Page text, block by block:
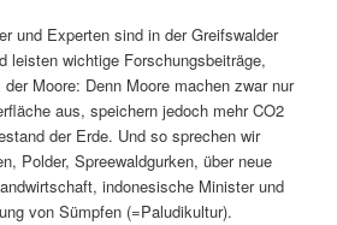
und Experten sind in der Greifswalder
leisten wichtige Forschungsbeiträge,
Moore: Denn Moore machen zwar nur
aus, speichern jedoch mehr CO2
der Erde. Und so sprechen wir
Polder, Spreewaldgurken, über neue
indonesische Minister und
von Sümpfen (=Paludikultur).